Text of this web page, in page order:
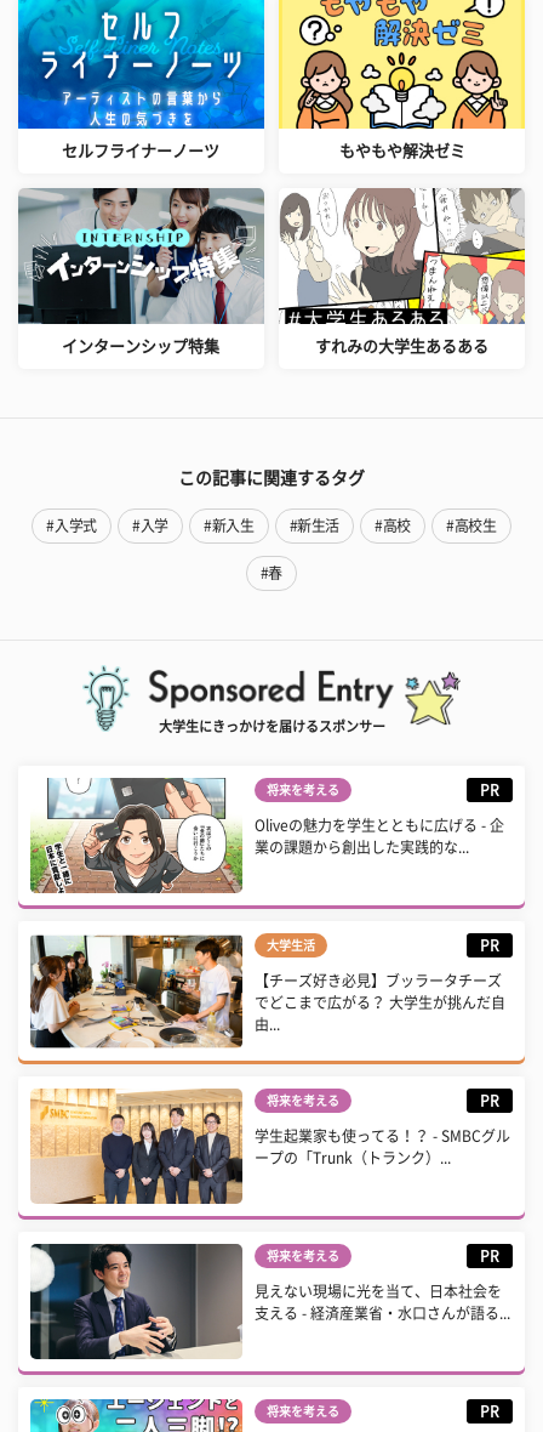
セルフライナーノーツ もやもや解決ゼミ
インターンシップ特集 すれみの大学生あるある
この記事に関連するタグ
#入学式 #入学 #新入生 #新生活 #高校 #高校生
#春
大学生にきっかけを届けるスポンサー
将来を考える PR
Oliveの魅力を学生とともに広げる - 企
業の課題から創出した実践的な...
大学生活 PR
【チーズ好き必見】ブッラータチーズ
でどこまで広がる？ 大学生が挑んだ自
由...
将来を考える PR
学生起業家も使ってる！？ - SMBCグル
ープの「Trunk（トランク）...
将来を考える PR
見えない現場に光を当て、日本社会を
支える - 経済産業省・水口さんが語る...
将来を考える PR